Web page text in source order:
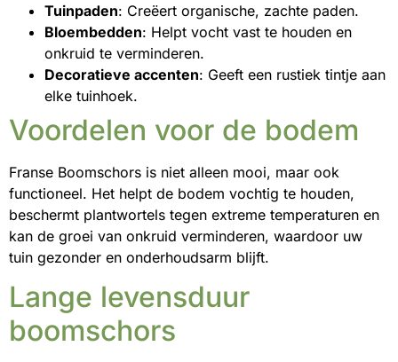
Tuinpaden: Creëert organische, zachte paden.
Bloembedden: Helpt vocht vast te houden en
onkruid te verminderen.
Decoratieve accenten: Geeft een rustiek tintje aan
elke tuinhoek.
Voordelen voor de bodem
Franse Boomschors is niet alleen mooi, maar ook
functioneel. Het helpt de bodem vochtig te houden,
beschermt plantwortels tegen extreme temperaturen en
kan de groei van onkruid verminderen, waardoor uw
tuin gezonder en onderhoudsarm blijft.
Lange levensduur
boomschors